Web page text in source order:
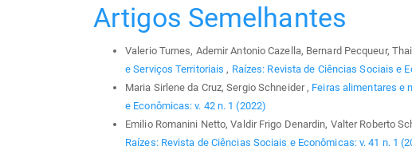
Artigos Semelhantes
Valerio Turnes, Ademir Antonio Cazella, Bernard Pecqueur,
e Serviços Territoriais, Raízes: Revista de Ciências Sociais e
Maria Sirlene da Cruz, Sergio Schneider , Feiras alimentares e
e Econômicas: v. 42 n. 1 (2022)
Emilio Romanini Netto, Valdir Frigo Denardin, Valter Roberto
Raízes: Revista de Ciências Sociais e Econômicas: v. 41 n. 1